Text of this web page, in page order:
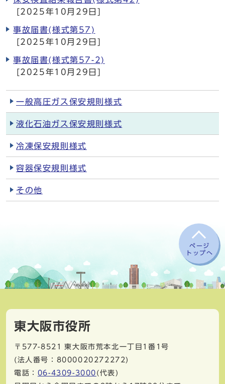
[2025年10月29日]
事故届書(様式第57)
[2025年10月29日]
事故届書(様式第57-2)
[2025年10月29日]
一般高圧ガス保安規則様式
液化石油ガス保安規則様式
冷凍保安規則様式
容器保安規則様式
その他
ページ
トップへ
東大阪市役所
〒577-8521
東大阪市荒本北一丁目1番1号
(法人番号：8000020272272)
電話： 06-4309-3000 (代表)